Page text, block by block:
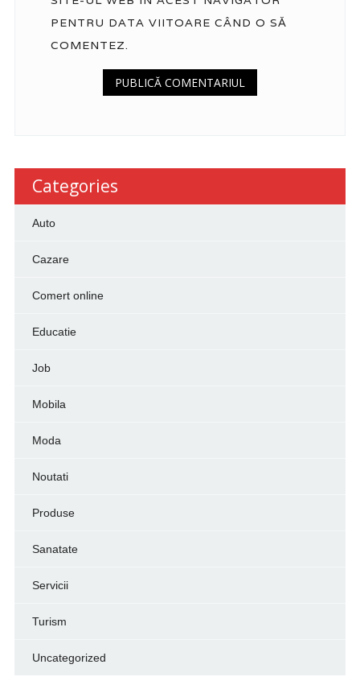
PENTRU DATA VIITOARE CÂND O SĂ
COMENTEZ.
Categories
Auto
Cazare
Comert online
Educatie
Job
Mobila
Moda
Noutati
Produse
Sanatate
Servicii
Turism
Uncategorized